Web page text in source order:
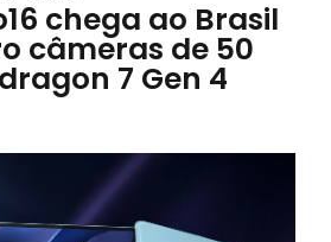
chega ao Brasil
câmeras de 50
7 Gen 4